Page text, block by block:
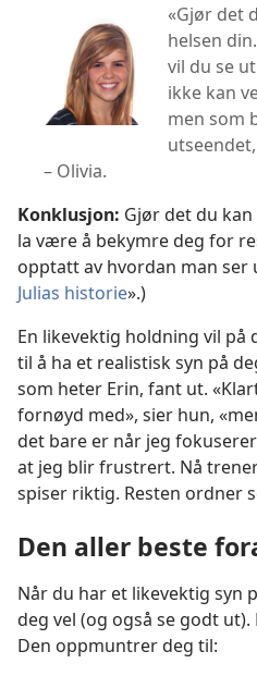
«Gjør det
helsen
vil du se
ikke kan
men som
– Olivia.
Konklusjon: Gjør det du
la være å bekymre deg for
opptatt av hvordan man ser
Julias historie».)
En likevektig holdning vil på
til å ha et realistisk syn på
som heter Erin, fant ut.
fornøyd med», sier hun,
det bare er når jeg
at jeg blir frustrert. Nå
spiser riktig. Resten ordner
Den aller beste
Når du har et likevektig syn
deg vel (og også se godt
Den oppmuntrer deg til: